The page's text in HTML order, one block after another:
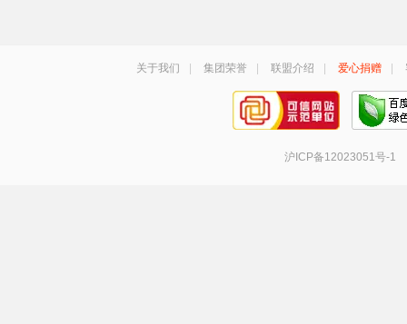
关于我们 集团荣誉 联盟介绍 爱心捐赠
沪ICP备12023051号-1